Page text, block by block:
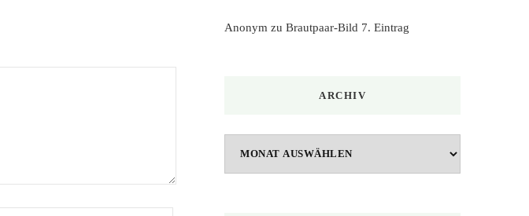
Anonym zu Brautpaar-Bild 7. Eintrag
ARCHIV